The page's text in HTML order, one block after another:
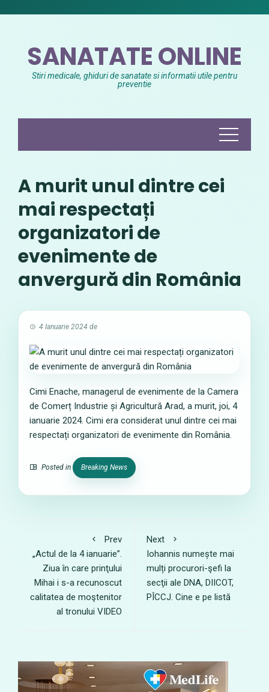
SANATATE ONLINE
Stiri medicale, ghiduri de sanatate si informatii utile pentru
preventie
A murit unul dintre cei
mai respectați
organizatori de
evenimente de
anvergură din România
4 Ianuarie 2024 de
Cimi Enache, managerul de evenimente de la Camera
de Comerț Industrie și Agricultură Arad, a murit, joi, 4
ianuarie 2024. Cimi era considerat unul dintre cei mai
respectați organizatori de evenimente din România.
Posted in Breaking News
Prev
„Actul de la 4 ianuarie”.
Ziua în care prinţului
Mihai i s-a recunoscut
calitatea de moştenitor
al tronului VIDEO
Next
Iohannis numește mai
mulți procurori-şefi la
secţii ale DNA, DIICOT,
PÎCCJ. Cine e pe listă